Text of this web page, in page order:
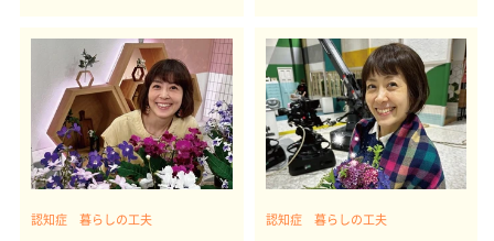
認知症 暮らしの工夫 認知症 暮らしの工夫